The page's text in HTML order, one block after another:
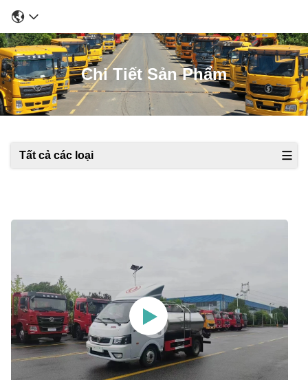
Chi Tiết Sản Phẩm
Tất cả các loại